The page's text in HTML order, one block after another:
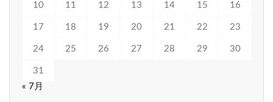
10 11 12 13 14 15 16
17 18 19 20 21 22 23
24 25 26 27 28 29 30
31
« 7月